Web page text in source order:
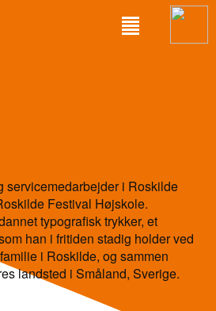
servicemedarbejder i Roskilde
Festival Højskole.
typografisk trykker, et
han i fritiden stadig holder ved
i Roskilde, og sammen
landsted i Småland, Sverige.